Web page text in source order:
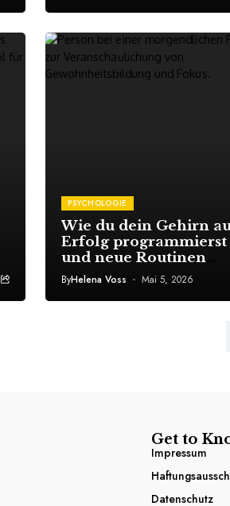
PSYCHOLOGIE
Wie du dein Gehirn
Erfolg programmierst
und neue Routinen
endlich dauerhaft
durchhältst
ByHelena Voss Mai 5, 2026
Get to
Impressum
Datenschutz